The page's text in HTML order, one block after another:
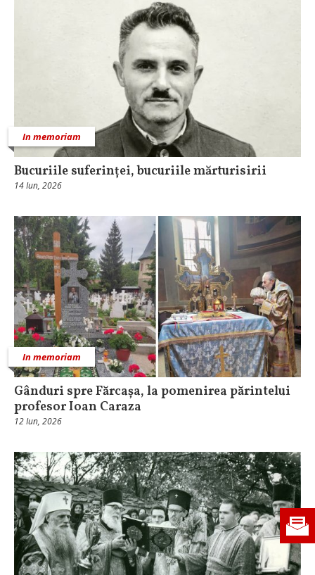
In memoriam
Bucuriile suferinței, bucuriile mărturisirii
14 Iun, 2026
In memoriam
Gânduri spre Fărcașa, la pomenirea părintelui
profesor Ioan Caraza
12 Iun, 2026